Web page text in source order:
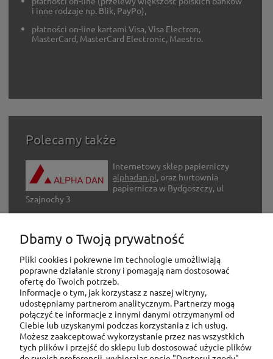
i inne rodzaje np. Blik, PayPo),
płatności on-line kartami Visa, Visa Electron,
MasterCard, MasterCard Electronic, Maestro.
Polecamy także
Internetowy sklep papierniczy
alphadan.pl , oraz hurtownia
papiernicza w Bydgoszczy, ul
Szajnochy 3
hobbystycznymiadh-hobby.com
Dbamy o Twoją prywatność
Pliki cookies i pokrewne im technologie umożliwiają
poprawne działanie strony i pomagają nam dostosować
ofertę do Twoich potrzeb.
Informacje o tym, jak korzystasz z naszej witryny,
udostępniamy partnerom analitycznym. Partnerzy mogą
połączyć te informacje z innymi danymi otrzymanymi od
Ciebie lub uzyskanymi podczas korzystania z ich usług.
Możesz zaakceptować wykorzystanie przez nas wszystkich
tych plików i przejść do sklepu lub dostosować użycie plików